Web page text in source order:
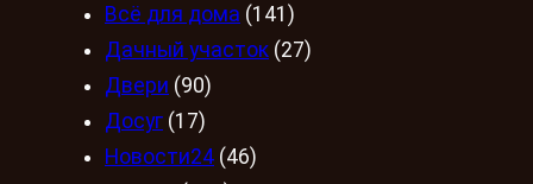
Всё для дома (141)
Дачный участок (27)
Двери (90)
Досуг (17)
Новости24 (46)